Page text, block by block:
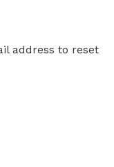
address to reset